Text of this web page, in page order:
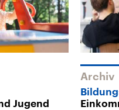
Jugend
Archiv